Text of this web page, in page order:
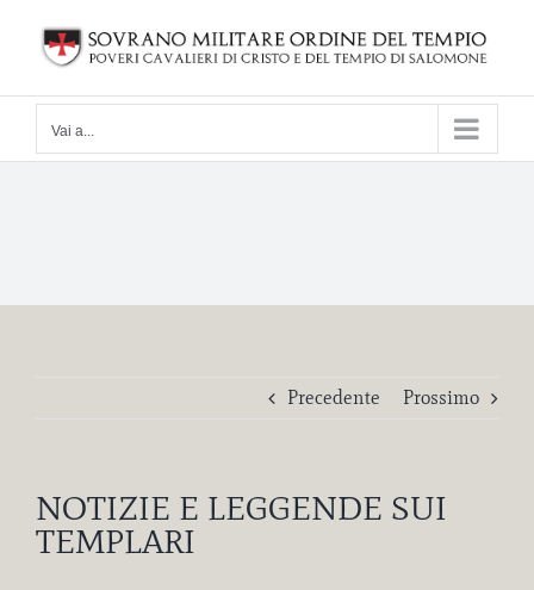
contenuto
Vai a...
Precedente Prossimo
NOTIZIE E LEGGENDE SUI
TEMPLARI